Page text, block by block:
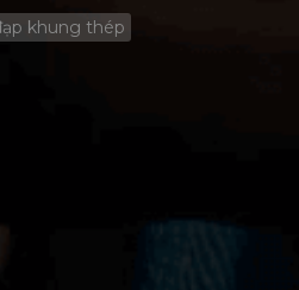
khung thép